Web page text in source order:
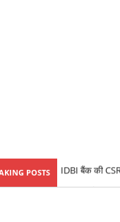
POSTS SIS Ltd में